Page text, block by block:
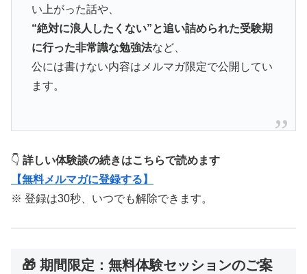
い上がった話や、
“絶対に浪人したくない”と追い詰められた受験期
に行った非常識な勉強法など、
公には書けない内容はメルマガ限定で公開してい
ます。
👇 詳しい体験談の続きはこちらで読めます
【無料メルマガに登録する】
※ 登録は30秒、いつでも解除できます。
🎁 期間限定：無料体験セッションのご案